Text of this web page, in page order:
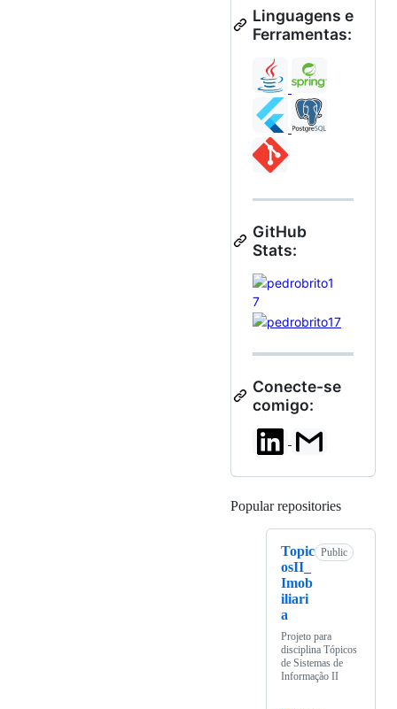
Linguagens e
Ferramentas:
GitHub
Stats:
Conecte-se
comigo:
Popular repositories
Topic
osII_
Imob
iliari
a
Public
Projeto para
disciplina Tópicos
de Sistemas de
Informação II